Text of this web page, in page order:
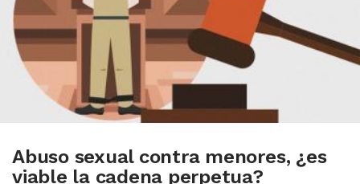
Abuso sexual contra menores, ¿es
viable la cadena perpetua?